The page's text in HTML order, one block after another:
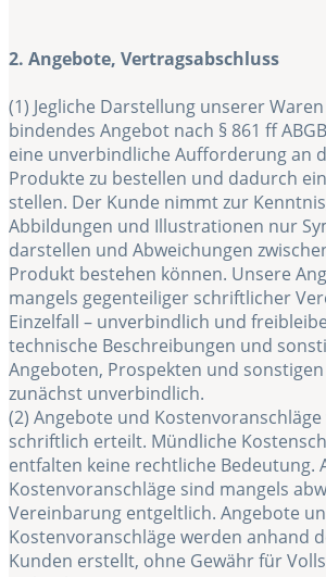
2. Angebote, Vertragsabschluss
(1) Jegliche Darstellung unserer
bindendes Angebot nach § 861 ff
eine unverbindliche Aufforderung an
Produkte zu bestellen und dadurch
stellen. Der Kunde nimmt zur
Abbildungen und Illustrationen nur
darstellen und Abweichungen
Produkt bestehen können. Unsere
mangels gegenteiliger schriftlicher
Einzelfall – unverbindlich und
technische Beschreibungen und
Angeboten, Prospekten und
zunächst unverbindlich.
(2) Angebote und
schriftlich erteilt. Mündliche
entfalten keine rechtliche Bedeutung.
Kostenvoranschläge sind mangels
Vereinbarung entgeltlich. Angebote
Kostenvoranschläge werden anhand
Kunden erstellt, ohne Gewähr für